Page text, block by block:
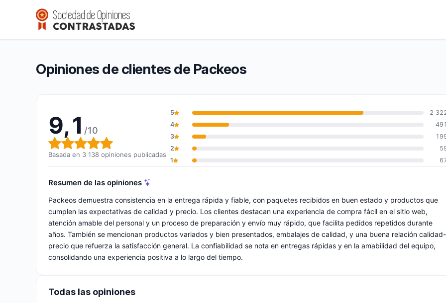
Packeos
Calificación global: 9,1 de 10
9,1/10(3 138 opiniones)
Opiniones de clientes de Packeos
9,1 /10
Calificación global: 9,1 de 10
Basada en 3 138 opiniones publicadas
5
2
4
491
3
2
1
Resumen de las opiniones
Packeos demuestra consistencia en la entrega rápida y fiable, con paquetes recibidos en buen estado y productos que
cumplen las expectativas de calidad y precio. Los clientes destacan una experiencia de compra fácil en el sitio web,
atención amable del personal y un proceso de preparación y envío muy rápido, que facilita pedidos repetidos durante
años. También se mencionan productos variados y bien presentados, embalajes de calidad, y una buena relación calidad-
precio que refuerza la satisfacción general. La confiabilidad se nota en entregas rápidas y en la amabilidad del equipo,
consolidando una experiencia positiva a lo largo del tiempo.
Todas las opiniones